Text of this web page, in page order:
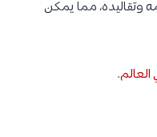
وتقاليده، مما يمكن
.